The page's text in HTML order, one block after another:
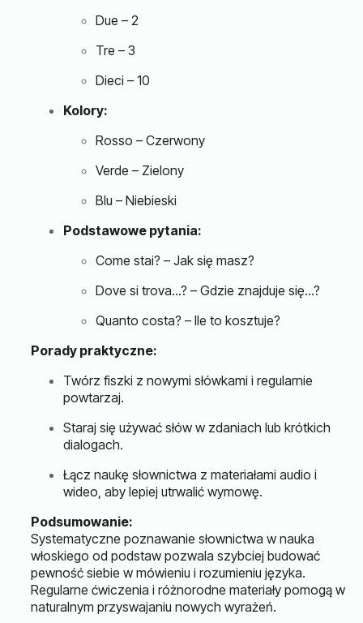
Due – 2
Tre – 3
Dieci – 10
Kolory:
Rosso – Czerwony
Verde – Zielony
Blu – Niebieski
Podstawowe pytania:
Come stai? – Jak się masz?
Dove si trova…? – Gdzie znajduje się…?
Quanto costa? – Ile to kosztuje?
Porady praktyczne:
Twórz fiszki z nowymi słówkami i regularnie
powtarzaj.
Staraj się używać słów w zdaniach lub krótkich
dialogach.
Łącz naukę słownictwa z materiałami audio i
wideo, aby lepiej utrwalić wymowę.
Podsumowanie:
Systematyczne poznawanie słownictwa w nauka
włoskiego od podstaw pozwala szybciej budować
pewność siebie w mówieniu i rozumieniu języka.
Regularne ćwiczenia i różnorodne materiały pomogą w
naturalnym przyswajaniu nowych wyrażeń.